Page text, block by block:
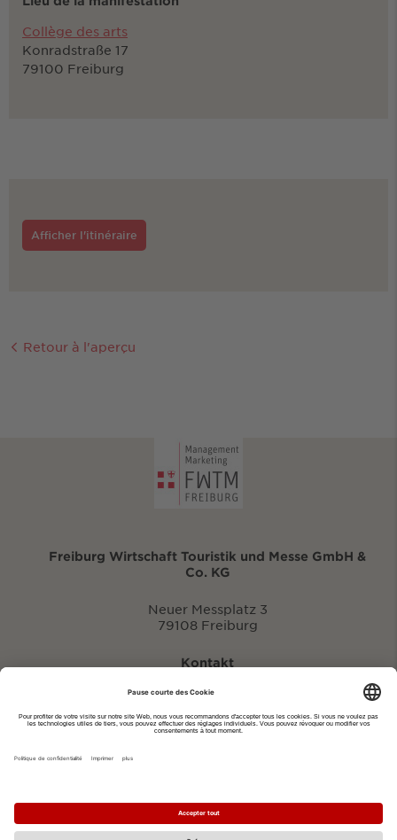
Collège des arts
Konradstraße 17
79100 Freiburg
Afficher l'itinéraire
Retour à l'aperçu
Freiburg Wirtschaft Touristik und Messe GmbH &
Co. KG
Neuer Messplatz 3
79108 Freiburg
Kontakt
eventportal@fwtm.de
Imprimer